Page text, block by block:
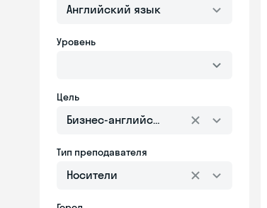
Английский язык
Уровень
Цель
Бизнес-английский
Тип преподавателя
Носители